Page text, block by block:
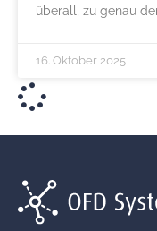
überall, zu genau
16. Oktober 2025